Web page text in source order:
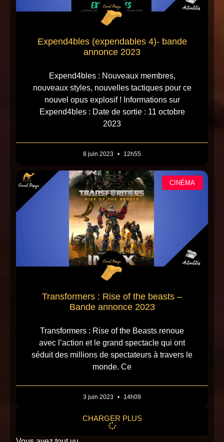
Expend4bles (expendables 4)- bande
annonce 2023
Expend4bles : Nouveaux membres,
nouveaux styles, nouvelles tactiques pour ce
nouvel opus explosif ! Informations sur
Expend4bles : Date de sortie : 11 octobre
2023
8 juin 2023 12h55
CINÉMA
Transformers : Rise of the beasts –
Bande annonce 2023
Transformers : Rise of the Beasts renoue
avec l’action et le grand spectacle qui ont
séduit des millions de spectateurs à travers le
monde. Ce
3 juin 2023 14h09
CHARGER PLUS